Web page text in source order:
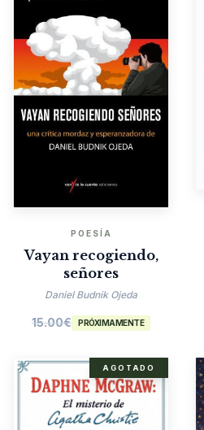
POESÍA
Vayan recogiendo,
señores
Daniel Budnik Ojeda
15.00€ PRÓXIMAMENTE
AGOTADO